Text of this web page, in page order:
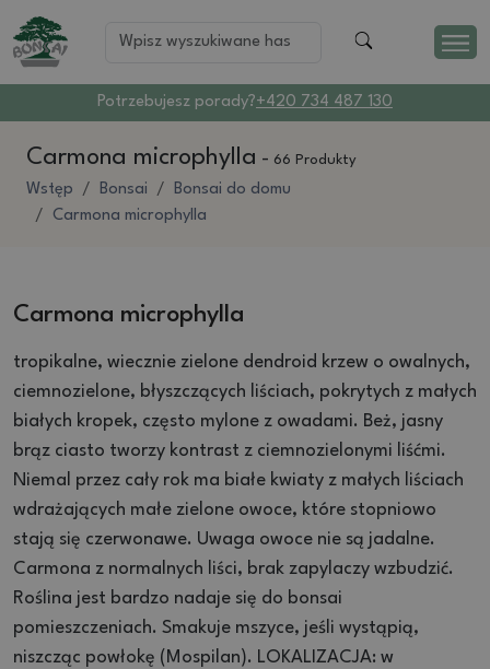
Potrzebujesz porady?+420 734 487 130
Carmona microphylla - 66 Produkty
Wstęp Bonsai
Bonsai do domu
Carmona microphylla
Carmona microphylla
tropikalne, wiecznie zielone dendroid krzew o owalnych,
ciemnozielone, błyszczących liściach, pokrytych z małych
białych kropek, często mylone z owadami. Beż, jasny
brąz ciasto tworzy kontrast z ciemnozielonymi liśćmi.
Niemal przez cały rok ma białe kwiaty z małych liściach
wdrażających małe zielone owoce, które stopniowo
stają się czerwonawe. Uwaga owoce nie są jadalne.
Carmona z normalnych liści, brak zapylaczy wzbudzić.
Roślina jest bardzo nadaje się do bonsai
pomieszczeniach. Smakuje mszyce, jeśli wystąpią,
niszcząc powłokę (Mospilan). LOKALIZACJA: w